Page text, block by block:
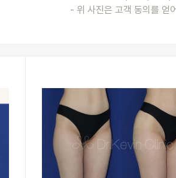
- 위 사진은 고객 동의를 얻